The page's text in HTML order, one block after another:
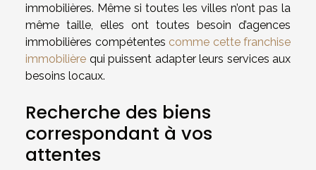
immobilières. Même si toutes les villes n’ont pas la
même taille, elles ont toutes besoin d’agences
immobilières compétentes comme cette franchise
immobilière qui puissent adapter leurs services aux
besoins locaux.
Recherche des biens
correspondant à vos
attentes